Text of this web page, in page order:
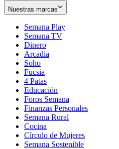
Nuestras marcas
Semana Play
Semana TV
Dinero
Arcadia
Soho
in
new
window
Fucsia
in
new
window
4 Patas
Educación
Foros Semana
Finanzas Personales
Semana Rural
Cocina
Círculo de Mujeres
Semana Sostenible